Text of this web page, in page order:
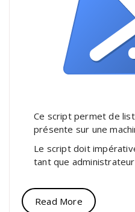
Ce script permet de
présente sur une
Le script doit
tant que
Read More